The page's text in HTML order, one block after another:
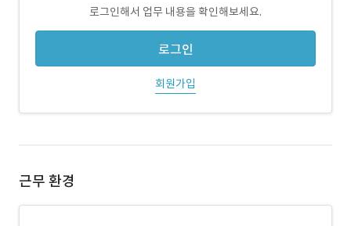
로그인해서 업무 내용을 확인해보세요.
로그인
회원가입
근무 환경